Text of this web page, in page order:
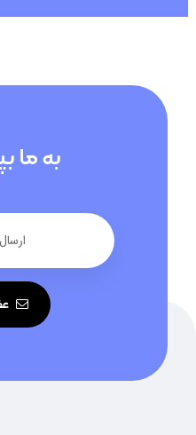
به ما